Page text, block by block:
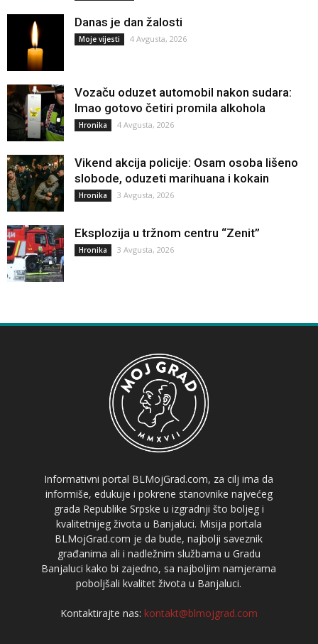
Danas je dan žalosti
Moje vijesti 4 Avgusta, 2026
Vozaču oduzet automobil nakon sudara:
Imao gotovo četiri promila alkohola
Hronika 4 Avgusta, 2026
Vikend akcija policije: Osam osoba lišeno
slobode, oduzeti marihuana i kokain
Hronika 3 Avgusta, 2026
Eksplozija u tržnom centru “Zenit”
Hronika 3 Avgusta, 2026
Informativni portal BLMojGrad.com, za cilj ima da
informiše, edukuje i pokrene stanovnike najvećeg
grada Republike Srpske u izgradnji što boljeg i
kvalitetnijeg života u Banjaluci. Misija portala
BLMojGrad.com je da bude, najbolji saveznik
građanima ali i nadležnim službama u Gradu
Banjaluci kako bi zajedno, sa najboljim namjerama
poboljšali kvalitet života u Banjaluci.
Kontaktirajte nas: kontakt@blmojgrad.com